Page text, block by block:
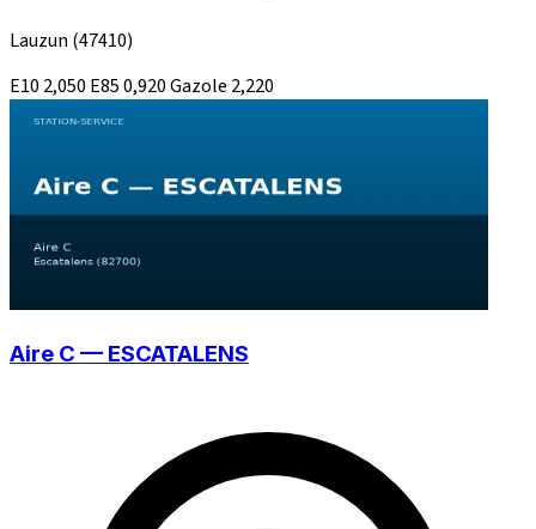
Lauzun (47410)
E10 2,050 E850,920Gazole 2,220
Aire C — ESCATALENS